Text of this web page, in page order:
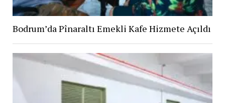
Bodrum’da Pînaraltı Emekli Kafe Hizmete Açıldı